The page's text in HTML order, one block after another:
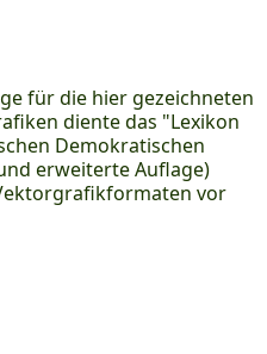
für die hier gezeichneten
diente das "Lexikon
Demokratischen
erweiterte Auflage)
vor